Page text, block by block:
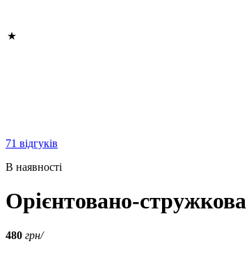
71 відгуків
В наявності
Орієнтовано-
480 грн/